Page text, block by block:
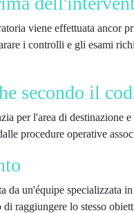
viene effettuata ancor
i controlli e gli esami
secondo il
per l'area di destinazione e
procedure operative
da un'équipe specializzata
di raggiungere lo stesso